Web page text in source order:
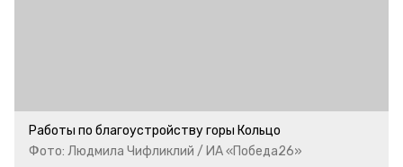
Работы по благоустройству горы Кольцо
Фото: Людмила Чифликлий / ИА «Победа26»